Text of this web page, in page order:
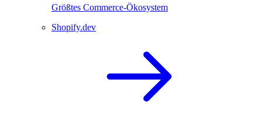
Größtes Commerce-Ökosystem
Shopify.dev